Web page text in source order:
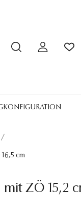
/
cm
ZÖ 15,2